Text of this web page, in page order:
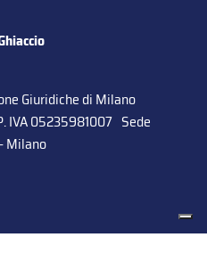
Giuridiche di Milano
IVA 05235981007 Sede
Milano